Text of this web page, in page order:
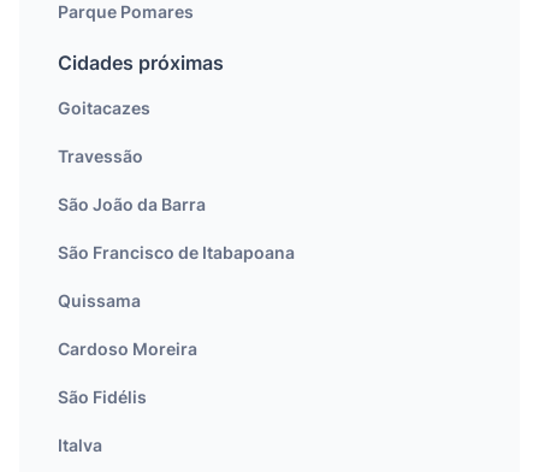
Parque Pomares
Cidades próximas
Goitacazes
Travessão
São João da Barra
São Francisco de Itabapoana
Quissama
Cardoso Moreira
São Fidélis
Italva